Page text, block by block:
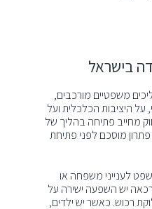
משפטיים מורכבים,
היציבות הכלכלית ועל
מחייב פתיחה בהליך של
מוסכם לפני פתיחת
לענייני משפחה או
יש השפעה ישירה על
רכוש. כאשר יש ילדים,